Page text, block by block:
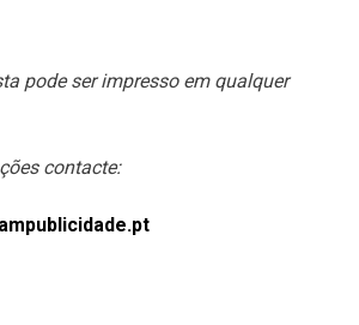
pode ser impresso em qualquer
contacte: